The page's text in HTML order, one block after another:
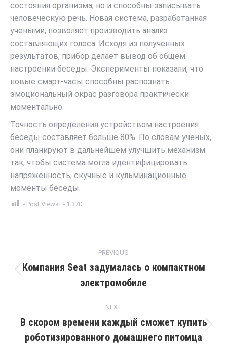
состояния организма, но и способны записывать
человеческую речь. Новая система, разработанная
учеными, позволяет производить анализ
составляющих голоса. Исходя из полученных
результатов, прибор делает вывод об общем
настроении беседы. Эксперименты показали, что
новые смарт-часы способны распознать
эмоциональный окрас разговора практически
моментально.
Точность определения устройством настроения
беседы составляет больше 80%. По словам ученых,
они планируют в дальнейшем улучшить механизм
так, чтобы система могла идентифицировать
напряженность, скучные и кульминационные
моменты беседы.
Post Views: 1 370
navigation
PREVIOUS
post:
Компания Seat задумалась о компактном
электромобиле
NEXT
Next
post:
В скором времени каждый сможет купить
роботизированного домашнего питомца